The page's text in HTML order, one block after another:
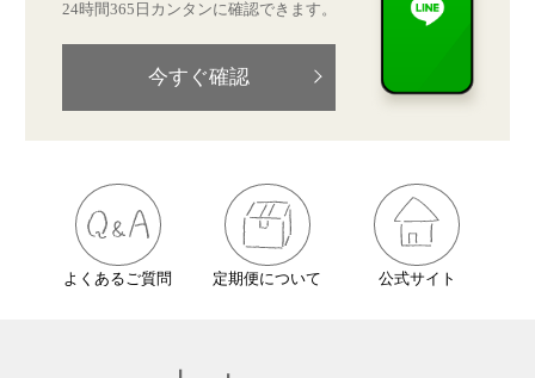
24時間365日カンタンに確認できます。
今すぐ確認
よくあるご質問 定期便について 公式サイト